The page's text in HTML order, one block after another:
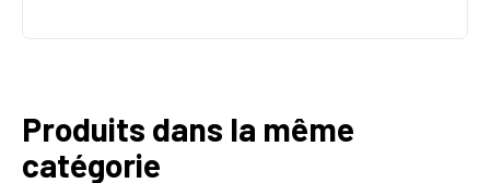
Produits dans la même
catégorie